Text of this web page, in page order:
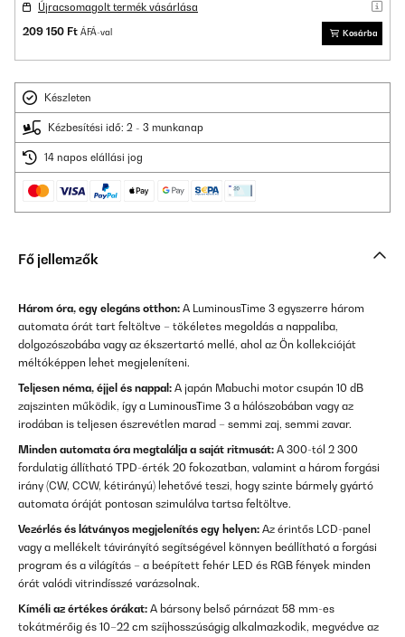
Újracsomagolt termék vásárlása
209 150 Ft ÁFÁ-val Kosárba
Készleten
Kézbesítési idő: 2 - 3 munkanap
14 napos elállási jog
Fő jellemzők
Három óra, egy elegáns otthon: A LuminousTime 3 egyszerre három
automata órát tart feltöltve – tökéletes megoldás a nappaliba,
dolgozószobába vagy az ékszertartó mellé, ahol az Ön kollekcióját
méltóképpen lehet megjeleníteni.
Teljesen néma, éjjel és nappal: A japán Mabuchi motor csupán 10 dB
zajszinten működik, így a LuminousTime 3 a hálószobában vagy az
irodában is teljesen észrevétlen marad – semmi zaj, semmi zavar.
Minden automata óra megtalálja a saját ritmusát: A 300-tól 2 300
fordulatig állítható TPD-érték 20 fokozatban, valamint a három forgási
irány (CW, CCW, kétirányú) lehetővé teszi, hogy szinte bármely gyártó
automata óráját pontosan szimulálva tartsa feltöltve.
Vezérlés és látványos megjelenítés egy helyen: Az érintős LCD-panel
vagy a mellékelt távirányító segítségével könnyen beállítható a forgási
program és a világítás – a beépített fehér LED és RGB fények minden
órát valódi vitrindísszé varázsolnak.
Kíméli az értékes órákat: A bársony belső párnázat 58 mm-es
tokátmérőig és 10–22 cm szíjhosszúságig alkalmazkodik, megvédve az